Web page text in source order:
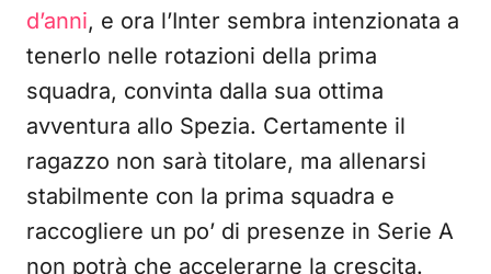
d’anni, e ora l’Inter sembra intenzionata a
tenerlo nelle rotazioni della prima
squadra, convinta dalla sua ottima
avventura allo Spezia. Certamente il
ragazzo non sarà titolare, ma allenarsi
stabilmente con la prima squadra e
raccogliere un po’ di presenze in Serie A
non potrà che accelerarne la crescita.